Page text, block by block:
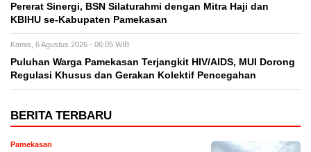
Pererat Sinergi, BSN Silaturahmi dengan Mitra Haji dan
KBIHU se-Kabupaten Pamekasan
Kamis, 6 Agustus 2026 - 06:05 WIB
Puluhan Warga Pamekasan Terjangkit HIV/AIDS, MUI Dorong
Regulasi Khusus dan Gerakan Kolektif Pencegahan
BERITA TERBARU
Pamekasan